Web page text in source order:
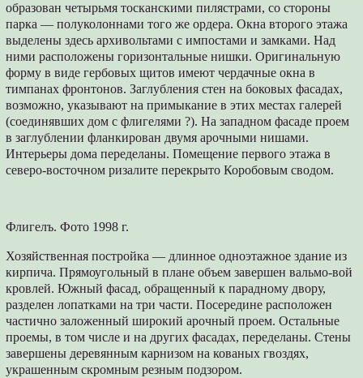
образован четырьмя тосканскими пилястрами, со стороны
парка — полуколоннами того же ордера. Окна второго этажа
выделены здесь архивольтами с импостами и замками. Над
ними расположены горизонтальные нишки. Оригинальную
форму в виде гербовых щитов имеют чердачные окна в
тимпанах фронтонов. Заглубления стен на боковых фасадах,
возможно, указывают на примыкание в этих местах галерей
(соединявших дом с флигелями ?). На западном фасаде проем
в заглублении фланкирован двумя арочными нишами.
Интерьеры дома переделаны. Помещение первого этажа в
северо-восточном ризалите перекрыто Коробовым сводом.
Флигелъ. Фото 1998 г.
Хозяйственная постройка — длинное одноэтажное здание из
кирпича. Прямоугольный в плане объем завершен вальмо-вой
кровлей. Южный фасад, обращенный к парадному двору,
разделен лопатками на три части. Посередине расположен
частично заложенный широкий арочный проем. Остальные
проемы, в том числе и на других фасадах, переделаны. Стены
завершены деревянным карнизом на кованых гвоздях,
украшенным скромным резным подзором.